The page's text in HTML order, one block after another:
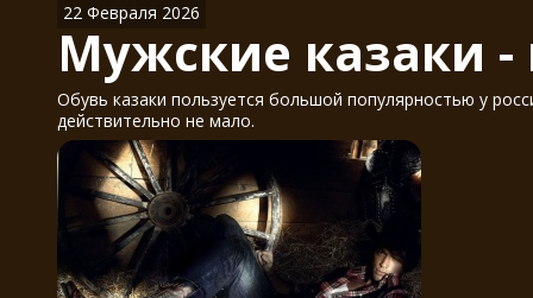
22 Февраля 2026
Мужские казаки
Обувь казаки пользуется большой популярностью у
действительно не мало.